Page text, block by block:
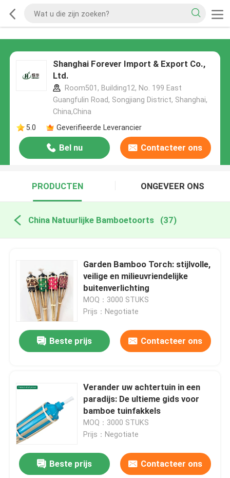
Shanghai Forever Import & Export Co.,
Ltd.
Room501, Building12, No. 199 East
Guangfulin Road, Songjiang District, Shanghai,
China,China
5.0
Geverifieerde Leverancier
Bel nu Contacteer ons
PRODUCTEN ONGEVEER ONS
China Natuurlijke Bamboetoorts (37)
Garden Bamboo Torch: stijlvolle,
veilige en milieuvriendelijke
buitenverlichting
MOQ：3000 STUKS
Prijs：Negotiate
Beste prijs Contacteer ons
Verander uw achtertuin in een
paradijs: De ultieme gids voor
bamboe tuinfakkels
MOQ：3000 STUKS
Prijs：Negotiate
Beste prijs Contacteer ons